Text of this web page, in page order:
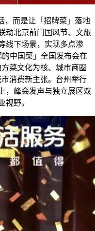
，而是让「招牌菜」落地
动北京前门国风节、文旅
线下场景，实现多点渗
中国菜」全国发布会在
菜文化为核、城市商圈
消费新主张。台州举行
，峰会发声与独立展区双
视野。